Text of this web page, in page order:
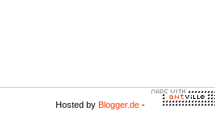
Hosted by Blogger.de -